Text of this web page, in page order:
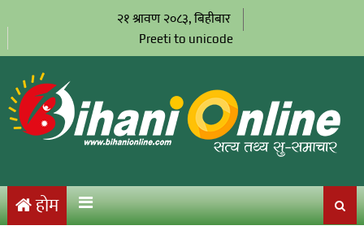
२१ श्रावण २०८३, बिहीबार
Preeti to unicode
होम